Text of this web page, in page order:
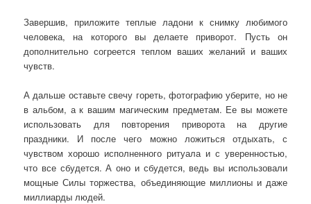
Завершив, приложите теплые ладони к снимку любимого
человека, на которого вы делаете приворот. Пусть он
дополнительно согреется теплом ваших желаний и ваших
чувств.
А дальше оставьте свечу гореть, фотографию уберите, но не
в альбом, а к вашим магическим предметам. Ее вы можете
использовать для повторения приворота на другие
праздники. И после чего можно ложиться отдыхать, с
чувством хорошо исполненного ритуала и с уверенностью,
что все сбудется. А оно и сбудется, ведь вы использовали
мощные Силы торжества, объединяющие миллионы и даже
миллиарды людей.